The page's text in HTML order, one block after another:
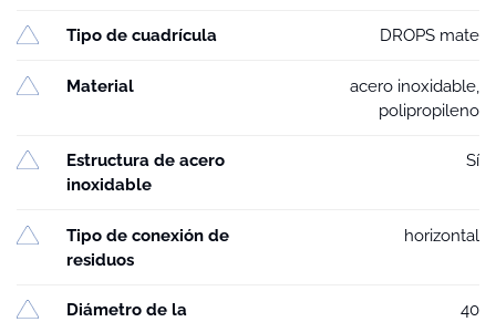
Tipo de cuadrícula DROPS mate
Material
acero inoxidable,
polipropileno
Estructura de acero
inoxidable
Sí
Tipo de conexión de
residuos
horizontal
Diámetro de la
40